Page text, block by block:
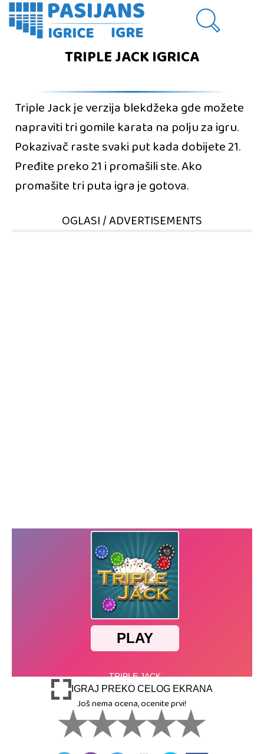
TRIPLE JACK IGRICA
Triple Jack je verzija blekdžeka gde možete
napraviti tri gomile karata na polju za igru.
Pokazivač raste svaki put kada dobijete 21.
Pređite preko 21 i promašili ste. Ako
promašite tri puta igra je gotova.
OGLASI / ADVERTISEMENTS
IGRAJ PREKO CELOG EKRANA
Još nema ocena, ocenite prvi!